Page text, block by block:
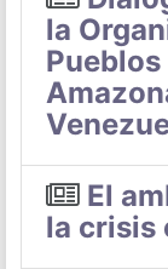
la
El
la crisis